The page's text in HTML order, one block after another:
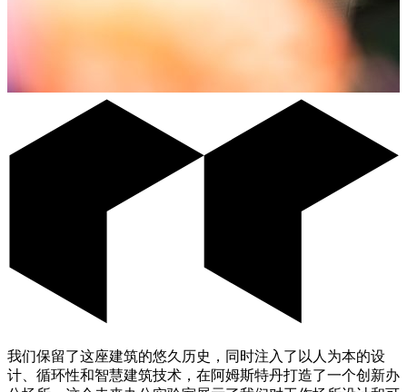
我们保留了这座建筑的悠久历史，同时注入了以人为本的设
计、循环性和智慧建筑技术，在阿姆斯特丹打造了一个创新办